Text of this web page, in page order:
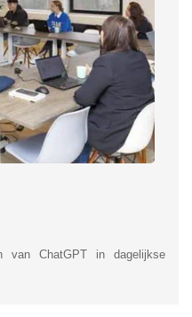
van ChatGPT in dagelijkse